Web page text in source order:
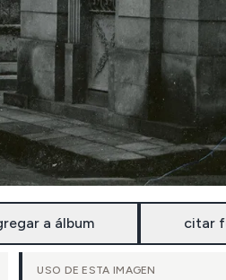
a álbum citar
USO DE ESTA IMAGEN